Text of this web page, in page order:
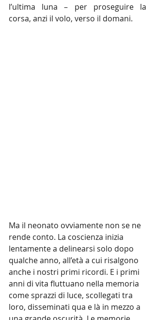
l’ultima luna – per proseguire la
corsa, anzi il volo, verso il domani.
Ma il neonato ovviamente non se ne
rende conto. La coscienza inizia
lentamente a delinearsi solo dopo
qualche anno, all’età a cui risalgono
anche i nostri primi ricordi. E i primi
anni di vita fluttuano nella memoria
come sprazzi di luce, scollegati tra
loro, disseminati qua e là in mezzo a